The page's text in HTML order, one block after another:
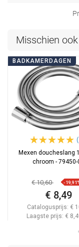
Misschien
BADKAMERDAGEN
Mexen doucheslang
chroom - 79450-
€ 10,60 -
€ 8,49
Catalogusprijs: €
Laagste prijs: €